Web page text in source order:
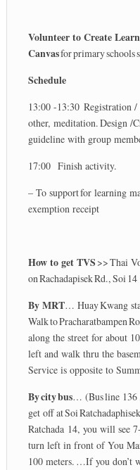
Volunteer to Create
Canvasfor primary schools
Schedule
13:00 -13:30 Registration
other, meditation. Design /
guideline with group
17:00 Finish activity.
– To support for learning
exemption receipt
How to get TVS >> Thai
on Rachadapisek Rd., Soi 14
By MRT… Huay Kwang
Walk to Pracharatbampen
along the street for about
left and walk thru the
Service is opposite to
By city bus… (Bus line 136
get off at Soi
Ratchada 14, you will see
turn left in front of You
100 meters. …If you don’t